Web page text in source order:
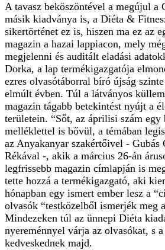
A tavasz beköszöntével a megújul a
másik kiadványa is, a Diéta &
sikertörténet ez is, hiszen ma ez az
magazin a hazai lappiacon, mely
megjelenni és auditált eladási
Dorka, a lap termékigazgatója
ezres olvasótáborral bíró újság
elmúlt évben. Túl a látványos
magazin tágabb betekintést nyújt a
területein. “Sőt, az áprilisi szám egy
melléklettel is bővül, a témában
az Anyakanyar szakértőivel - Gubás
Rékával -, akik a március 26-án
legfrissebb magazin címlapján is
tette hozzá a termékigazgató, aki
hónapban egy ismert ember lesz a
olvasók “testközelből ismerjék meg
Mindezeken túl az ünnepi Diéta
nyereménnyel várja az olvasókat, s
kedveskednek majd.